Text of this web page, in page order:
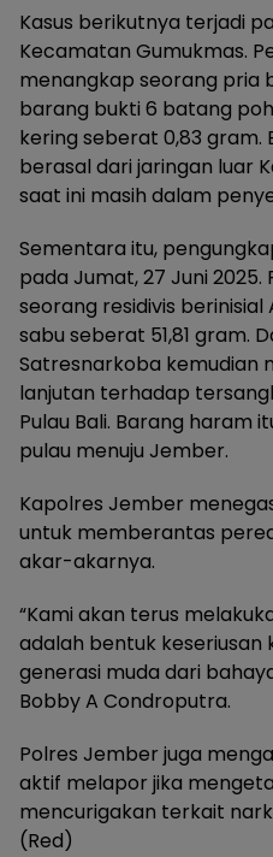
Kasus berikutnya terjadi
Kecamatan Gumukmas.
menangkap seorang pria
barang bukti 6 batang
kering seberat 0,83 gram.
berasal dari jaringan luar
saat ini masih dalam
Sementara itu,
pada Jumat, 27 Juni
seorang residivis
sabu seberat 51,81 gram.
Satresnarkoba kemudian
lanjutan terhadap
Pulau Bali. Barang haram
pulau menuju Jember.
Kapolres Jember
untuk memberantas
akar-akarnya.
“Kami akan terus
adalah bentuk keseriusan
generasi muda dari
Bobby A Condroputra.
Polres Jember juga
aktif melapor jika
mencurigakan terkait
(Red)